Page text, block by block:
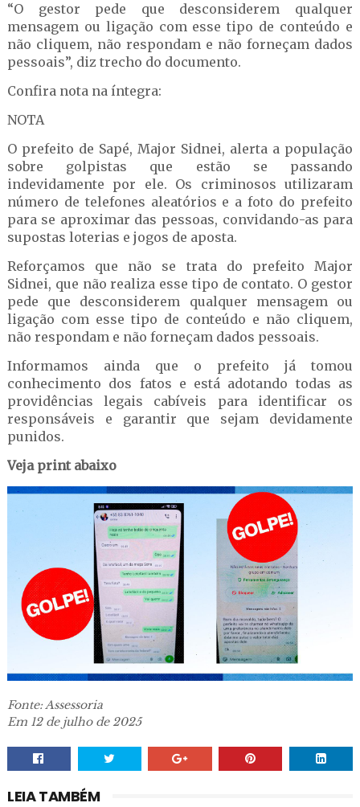
“O gestor pede que desconsiderem qualquer
mensagem ou ligação com esse tipo de conteúdo e
não cliquem, não respondam e não forneçam dados
pessoais”, diz trecho do documento.
Confira nota na íntegra:
NOTA
O prefeito de Sapé, Major Sidnei, alerta a população
sobre golpistas que estão se passando
indevidamente por ele. Os criminosos utilizaram
número de telefones aleatórios e a foto do prefeito
para se aproximar das pessoas, convidando-as para
supostas loterias e jogos de aposta.
Reforçamos que não se trata do prefeito Major
Sidnei, que não realiza esse tipo de contato. O gestor
pede que desconsiderem qualquer mensagem ou
ligação com esse tipo de conteúdo e não cliquem,
não respondam e não forneçam dados pessoais.
Informamos ainda que o prefeito já tomou
conhecimento dos fatos e está adotando todas as
providências legais cabíveis para identificar os
responsáveis e garantir que sejam devidamente
punidos.
Veja print abaixo
Fonte: Assessoria
Em 12 de julho de 2025
LEIA TAMBÉM